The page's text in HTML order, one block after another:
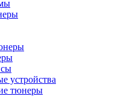
устройства
тюнеры